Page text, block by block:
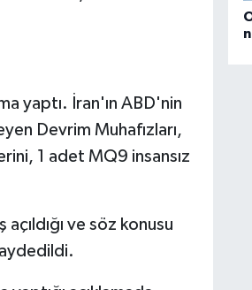
yaptı. İran'ın ABD'nin
Devrim Muhafızları,
1 adet MQ9 insansız
ve söz konusu